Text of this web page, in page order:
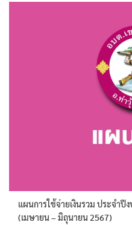
แผนการใช้จ่ายเงินรวม ประจำ
(เมษายน – มิถุนายน 2567)